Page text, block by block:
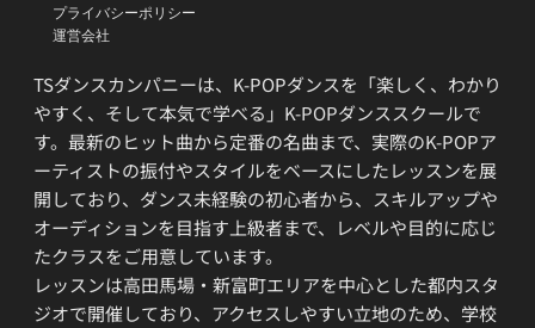
TSダンスカンパニーは、K-POPダンスを「楽しく、わかり
やすく、そして本気で学べる」K-POPダンススクールで
す。最新のヒット曲から定番の名曲まで、実際のK-POPア
ーティストの振付やスタイルをベースにしたレッスンを展
開しており、ダンス未経験の初心者から、スキルアップや
オーディションを目指す上級者まで、レベルや目的に応じ
たクラスをご用意しています。
レッスンは高田馬場・新富町エリアを中心とした都内スタ
ジオで開催しており、アクセスしやすい立地のため、学校
プライバシーポリシー
運営会社